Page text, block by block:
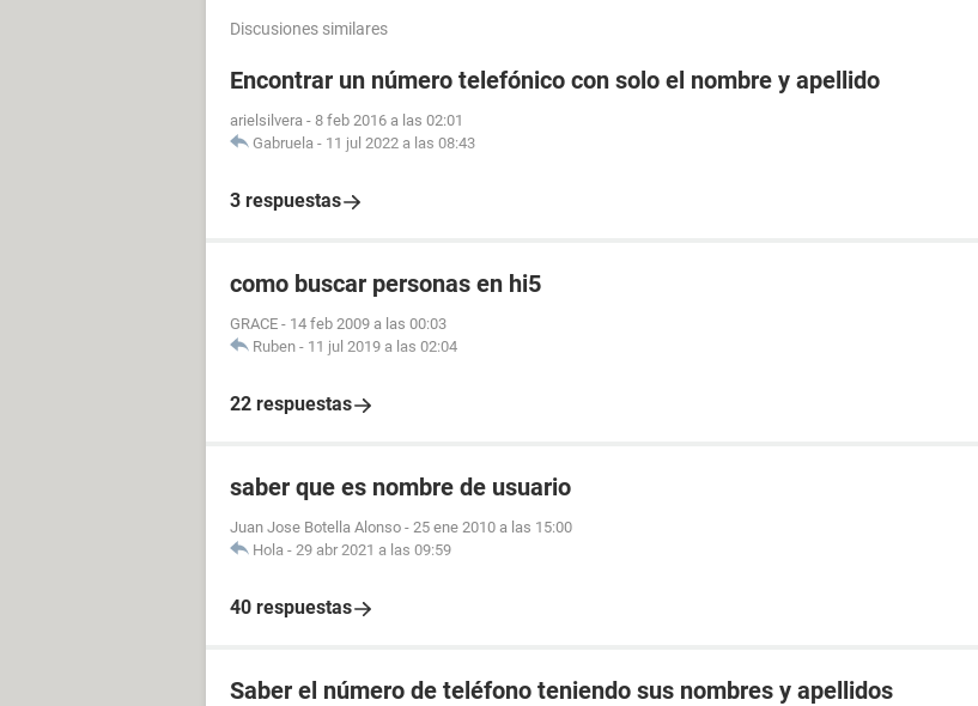
Discusiones similares
Encontrar un número telefónico con solo el nombre y apellido
arielsilvera - 8 feb 2016 a las 02:01
Gabruela - 11 jul 2022 a las 08:43
3 respuestas
como buscar personas en hi5
GRACE - 14 feb 2009 a las 00:03
Ruben - 11 jul 2019 a las 02:04
22 respuestas
saber que es nombre de usuario
Juan Jose Botella Alonso - 25 ene 2010 a las 15:00
Hola - 29 abr 2021 a las 09:59
40 respuestas
Saber el número de teléfono teniendo sus nombres y apellidos